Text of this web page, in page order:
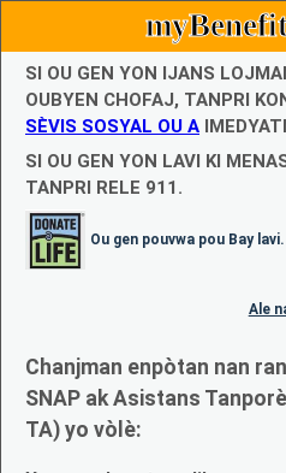
SI OU GEN YON IJANS
OUBYEN CHOFAJ, TANPRI
SÈVIS SOSYAL OU A
SI OU GEN YON LAVI KI
TANPRI RELE 911.
Ou gen pouvwa pou Bay
Ale
Chanjman enpòtan nan
SNAP ak Asistans
TA) yo vòlè: